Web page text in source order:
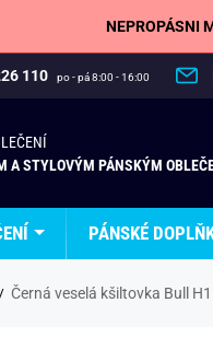
NEPROPÁSNI
110 po - pá 8:00 - 16:00
A STYLOVÝM PÁNSKÝM
PÁNSKÉ
Černá veselá kšiltovka Bull